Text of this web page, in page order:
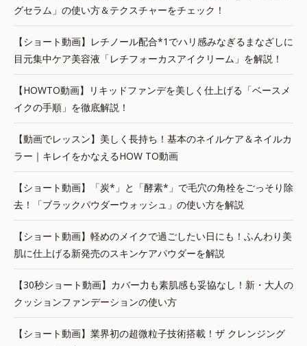
グセラム」の使い方＆テクスチャーをチェック！
【ショート動画】レチノール配合*1でハリ感みなぎるまなざしに
目元集中ケア美容液「レチフォーカスアイクリーム」を解説！
【HOWTO動画】リキッドファンデを美しく仕上げる「ベースメ
イクの手順」を徹底解説！
【動画でレッスン】美しく長持ち！基本のネイルケア＆ネイルカ
ラー｜キレイをかなえるHOW TO動画
【ショート動画】「炭*」と「酵素*」で毛穴の角栓をごっそり除
去！「ブラックパウダーウォッシュ」の使い方を解説
【ショート動画】軽めのメイクで過ごしたい日にも！ふんわり美
肌に仕上げる新発売のスキンケアパウダーを解説
【30秒ショート動画】カバー力も素肌感も妥協なし！新・大人の
クッションファンデーションの使い方
【ショート動画】業界初の超微粒子技術搭載！ザ クレンジング